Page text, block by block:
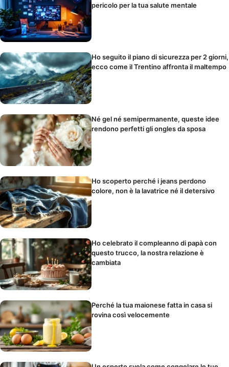
pericolo per la tua salute mentale
Ho seguito il piano di sicurezza per 2 giorni,
ecco come il Trentino affronta il maltempo
Né gel né semipermanente, queste idee
rendono perfetti gli ongles da sposa
Ho scoperto perché i jeans perdono
colore, non è la lavatrice né il detersivo
Ho celebrato il compleanno di papà con
questo trucco, la nostra relazione è
cambiata
Perché la tua maionese fatta in casa si
rovina così velocemente